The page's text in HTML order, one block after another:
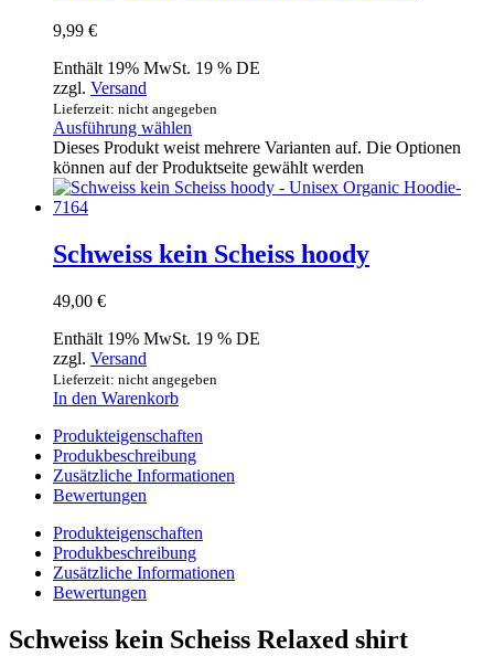
9,99 €
Enthält 19% MwSt. 19 % DE
zzgl. Versand
Lieferzeit: nicht angegeben
Ausführung wählen
Dieses Produkt weist mehrere Varianten auf. Die Optionen
können auf der Produktseite gewählt werden
Schweiss kein Scheiss hoody
49,00 €
Enthält 19% MwSt. 19 % DE
zzgl. Versand
Lieferzeit: nicht angegeben
In den Warenkorb
Produkteigenschaften
Produkbeschreibung
Zusätzliche Informationen
Bewertungen
Produkteigenschaften
Produkbeschreibung
Zusätzliche Informationen
Bewertungen
Schweiss kein Scheiss Relaxed shirt